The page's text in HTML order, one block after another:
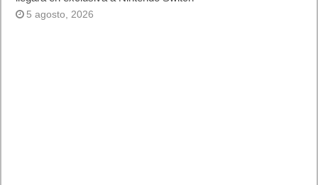
5 agosto, 2026